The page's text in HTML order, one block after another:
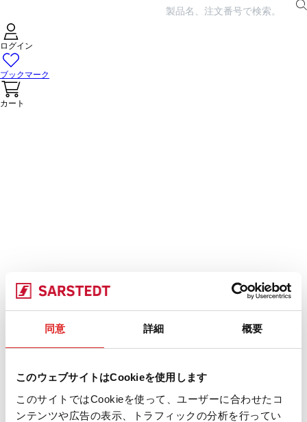
同意 詳細 概要
このウェブサイトはCookieを使用します
このサイトではCookieを使って、ユーザーに合わせたコ
ンテンツや広告の表示、トラフィックの分析を行ってい
ログイン
ブックマーク
カート